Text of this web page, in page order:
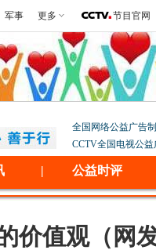
军事 更多 节目官网
全国网络公益广告
CCTV全国电视公
| 公益时评
价值观（网